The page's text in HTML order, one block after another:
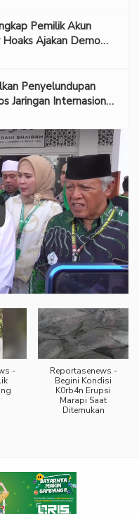
Pemilik Akun
Ajakan Demo
Penyelundupan
Jaringan Internasional
-
Reportasenews -
Begini Kondisi
K0rb4n Erupsi
Marapi Saat
Ditemukan